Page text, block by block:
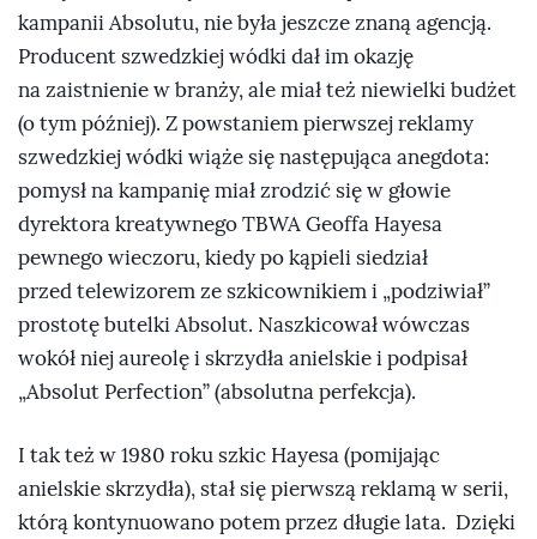
kampanii Absolutu, nie była jeszcze znaną agencją.
Producent szwedzkiej wódki dał im okazję
na zaistnienie w branży, ale miał też niewielki budżet
(o tym później). Z powstaniem pierwszej reklamy
szwedzkiej wódki wiąże się następująca anegdota:
pomysł na kampanię miał zrodzić się w głowie
dyrektora kreatywnego TBWA Geoffa Hayesa
pewnego wieczoru, kiedy po kąpieli siedział
przed telewizorem ze szkicownikiem i „podziwiał”
prostotę butelki Absolut. Naszkicował wówczas
wokół niej aureolę i skrzydła anielskie i podpisał
„Absolut Perfection” (absolutna perfekcja).
I tak też w 1980 roku szkic Hayesa (pomijając
anielskie skrzydła), stał się pierwszą reklamą w serii,
którą kontynuowano potem przez długie lata. Dzięki